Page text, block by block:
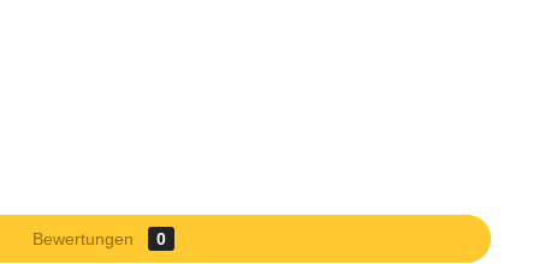
Bewertungen 0